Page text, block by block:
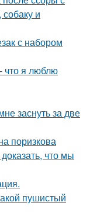
и
с набором
что я люблю
заснуть за две
поризкова
что мы
пушистый